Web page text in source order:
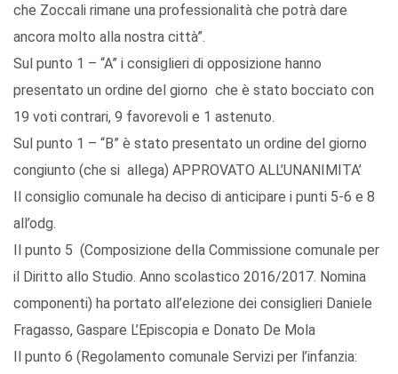
che Zoccali rimane una professionalità che potrà dare
ancora molto alla nostra città”.
Sul punto 1 – “A” i consiglieri di opposizione hanno
presentato un ordine del giorno che è stato bocciato con
19 voti contrari, 9 favorevoli e 1 astenuto.
Sul punto 1 – “B” è stato presentato un ordine del giorno
congiunto (che si allega) APPROVATO ALL’UNANIMITA’
Il consiglio comunale ha deciso di anticipare i punti 5-6 e 8
all’odg.
Il punto 5 (Composizione della Commissione comunale per
il Diritto allo Studio. Anno scolastico 2016/2017. Nomina
componenti) ha portato all’elezione dei consiglieri Daniele
Fragasso, Gaspare L’Episcopia e Donato De Mola
Il punto 6 (Regolamento comunale Servizi per l’infanzia: